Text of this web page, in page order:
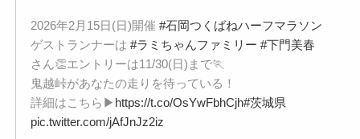
2026年2月15日(日)開催 #石岡つくばねハーフマラソン
ゲストランナーは #ラミちゃんファミリー #下門美春
さん👏エントリーは11/30(日)まで🏃
鬼越峠があなたの走りを待っている！
詳細はこちら▶ https://t.co/OsYwFbhCjh#茨城県
pic.twitter.com/jAfJnJz2iz